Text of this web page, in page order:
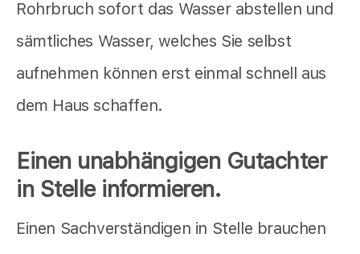
Rohrbruch sofort das Wasser abstellen und
sämtliches Wasser, welches Sie selbst
aufnehmen können erst einmal schnell aus
dem Haus schaffen.
Einen unabhängigen Gutachter
in Stelle informieren.
Einen Sachverständigen in Stelle brauchen